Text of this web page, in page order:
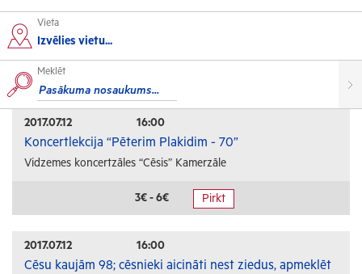
Kultūra
Izstādes
Koncerti
Izrādes
Festivāli un svētki
Kino
Citi pasākumi
Sports
Vieta
Izvēlies vietu...
Meklēt
2017.07.12 16:00
Koncertlekcija “Pēterim Plakidim - 70”
Vidzemes koncertzāles “Cēsis” Kamerzāle
3€ - 6€ Pirkt
2017.07.12 16:00
Cēsu kaujām 98; cēsnieki aicināti nest ziedus, apmeklēt